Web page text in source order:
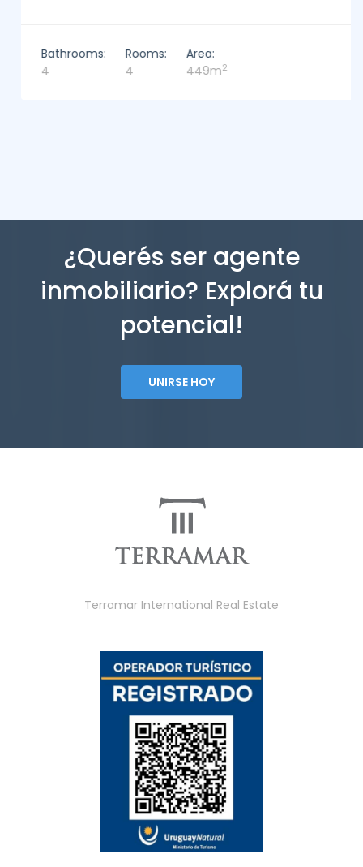
Bathrooms:
Rooms:
Area:
449m2
¿Querés ser agente
inmobiliario? Explorá tu
potencial!
UNIRSE HOY
Terramar International Real Estate